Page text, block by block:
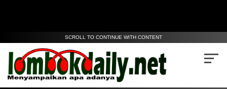
SCROLL TO CONTINUE WITH CONTENT